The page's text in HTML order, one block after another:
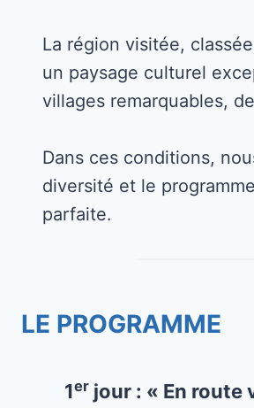
La région visitée,
un paysage culturel
villages remarquables,
Dans ces conditions,
diversité et le
parfaite.
LE PROGRAMME
1er jour : « En route